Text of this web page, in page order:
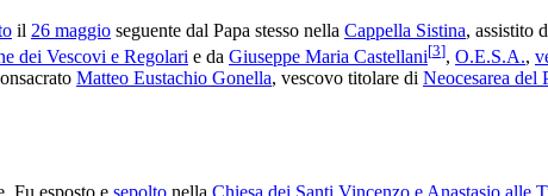
il 26 maggio seguente dal Papa stesso nella Cappella Sistina, assistito
dei Vescovi e Regolari e da Giuseppe Maria Castellani[3], O.E.S.A.,
Matteo Eustachio Gonella, vescovo titolare di Neocesarea del
Fu esposto e sepolto nella Chiesa dei Santi Vincenzo e Anastasio alle